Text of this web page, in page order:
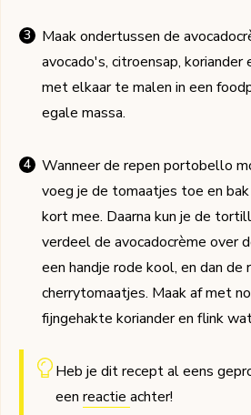
Maak ondertussen de
avocado's, citroensap,
met elkaar te malen in een
egale massa.
Wanneer de repen portobello
voeg je de tomaatjes toe en
kort mee. Daarna kun je de
verdeel de avocadocrème over
een handje rode kool, en dan
cherrytomaatjes. Maak af met
fijngehakte koriander en flink
Heb je dit recept al eens
een reactie achter!